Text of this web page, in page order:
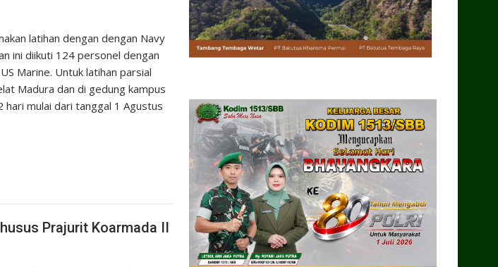
latihan dengan dengan Navy
ini diikuti 124 personel dengan
Marine. Untuk latihan parsial
Madura dan di gedung kampus
hari mulai dari tanggal 1 Agustus
Prajurit Koarmada II